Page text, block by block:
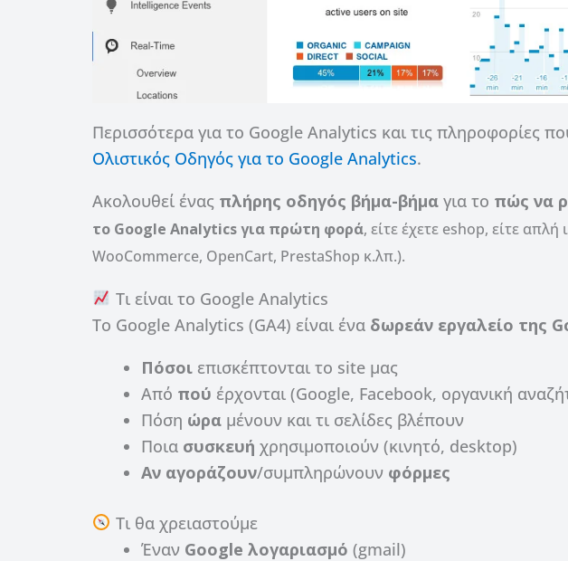
Περισσότερα για το Google Analytics και τις πληροφορίες
Ολιστικός Οδηγός για το Google Analytics.
Ακολουθεί ένας πλήρης οδηγός βήμα-βήμα για το πώς να
το Google Analytics για πρώτη φορά, είτε έχετε eshop, είτε
WooCommerce, OpenCart, PrestaShop κ.λπ.).
Τι είναι το Google Analytics
Το Google Analytics (GA4) είναι ένα δωρεάν εργαλείο της
Πόσοι επισκέπτονται το site μας
Από πού έρχονται (Google, Facebook, οργανική
Πόση ώρα μένουν και τι σελίδες βλέπουν
Ποια συσκευή χρησιμοποιούν (κινητό, desktop)
Αν αγοράζουν/συμπληρώνουν φόρμες
Τι θα χρειαστούμε
Έναν Google λογαριασμό (gmail)